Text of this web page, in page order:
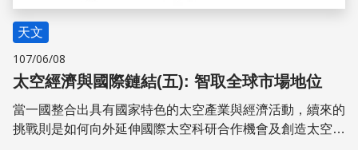
天文
107/06/08
太空經濟與國際鏈結(五): 智取全球市場地位
當一國整合出具有國家特色的太空產業與經濟活動，續來的
挑戰則是如何向外延伸國際太空科研合作機會及創造太空產